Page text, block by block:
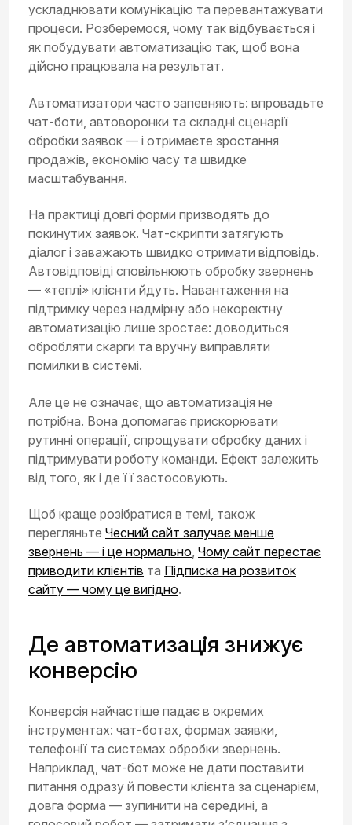
ускладнювати комунікацію та перевантажувати
процеси. Розберемося, чому так відбувається і
як побудувати автоматизацію так, щоб вона
дійсно працювала на результат.
Автоматизатори часто запевняють: впровадьте
чат-боти, автоворонки та складні сценарії
обробки заявок — і отримаєте зростання
продажів, економію часу та швидке
масштабування.
На практиці довгі форми призводять до
покинутих заявок. Чат-скрипти затягують
діалог і заважають швидко отримати відповідь.
Автовідповіді сповільнюють обробку звернень
— «теплі» клієнти йдуть. Навантаження на
підтримку через надмірну або некоректну
автоматизацію лише зростає: доводиться
обробляти скарги та вручну виправляти
помилки в системі.
Але це не означає, що автоматизація не
потрібна. Вона допомагає прискорювати
рутинні операції, спрощувати обробку даних і
підтримувати роботу команди. Ефект залежить
від того, як і де її застосовують.
Щоб краще розібратися в темі, також
перегляньте Чесний сайт залучає менше
звернень — і це нормально, Чому сайт перестає
приводити клієнтів та Підписка на розвиток
сайту — чому це вигідно.
Де автоматизація знижує
конверсію
Конверсія найчастіше падає в окремих
інструментах: чат-ботах, формах заявки,
телефонії та системах обробки звернень.
Наприклад, чат-бот може не дати поставити
питання одразу й повести клієнта за сценарієм,
довга форма — зупинити на середині, а